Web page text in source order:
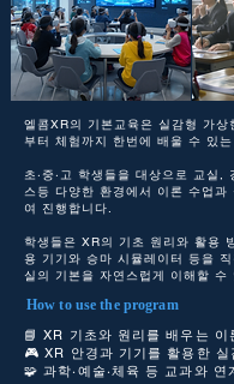
엘콤XR의 기본교육은 실감형 가상
부터 체험까지 한번에 배울 수 있
초·중·고 학생들을 대상으로 교실,
스등 다양한 환경에서 이론 수업과
여 진행합니다.
학생들은 XR의 기초 원리와 활용
용 기기와 승마 시뮬레이터 등을
실의 기본을 자연스럽게 이해할 수
How to use the program
📘 XR 기초와 원리를 배우는 이
🎮 XR 안경과 기기를 활용한 실
🧩 과학·예술·체육 등 교과와